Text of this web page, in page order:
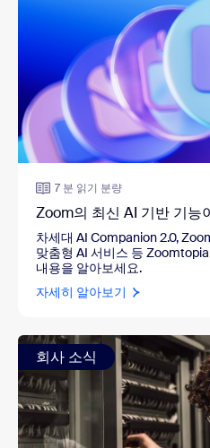
7 분 읽기 분량
Zoom의 최신 AI 기반 기능
차세대 AI Companion 2.0,
맞춤형 AI 서비스 등
내용을 알아보세요.
자세히 알아보기
회사 소식